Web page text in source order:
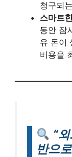
청구되
스마트
동안 잠
유 돈이
비용을
“
반으